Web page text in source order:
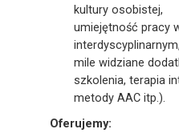
kultury osobistej,
umiejętność pracy
interdyscyplinarnym,
mile widziane
szkolenia, terapia
metody AAC itp.).
Oferujemy: